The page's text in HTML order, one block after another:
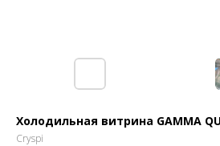
Холодильная витрина GAMMA
Cryspi